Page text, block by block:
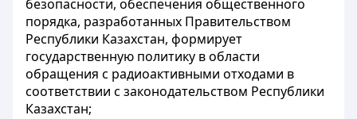
безопасности, обеспечения общественного
порядка, разработанных Правительством
Республики Казахстан, формирует
государственную политику в области
обращения с радиоактивными отходами в
соответствии с законодательством Республики
Казахстан;